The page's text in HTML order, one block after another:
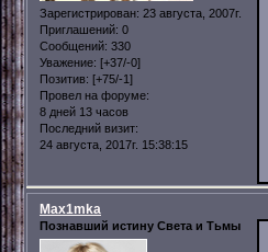
Зарегистрирован: 23 августа, 2007г.
Приглашений: 0
Сообщений: 330
Уважение: [+37/-0]
Позитив: [+75/-1]
Провел на форуме:
8 дней 13 часов
Последний визит:
24 августа, 2017г. 15:38:15
Max1mka
Познавший истину Света и Тьмы